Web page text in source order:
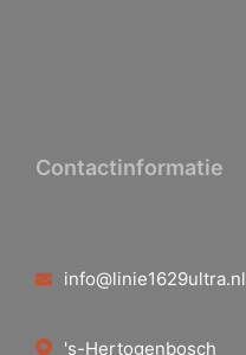
Contactinformatie
info@linie1629ultra.nl
's-Hertogenbosch